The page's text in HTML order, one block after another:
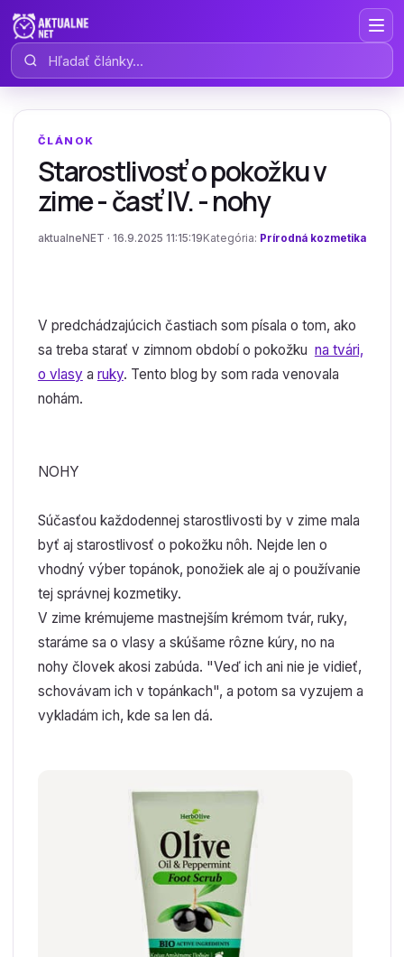
Hľadať články
ČLÁNOK
Starostlivosť o pokožku v
zime - časť IV. - nohy
aktualneNET · 16.9.2025 11:15:19 Kategória: Prírodná kozmetika
V predchádzajúcich častiach som písala o tom, ako
sa treba starať v zimnom období o pokožku na tvári,
o vlasy a ruky. Tento blog by som rada venovala
nohám.
NOHY
Súčasťou každodennej starostlivosti by v zime mala
byť aj starostlivosť o pokožku nôh. Nejde len o
vhodný výber topánok, ponožiek ale aj o používanie
tej správnej kozmetiky.
V zime krémujeme mastnejším krémom tvár, ruky,
staráme sa o vlasy a skúšame rôzne kúry, no na
nohy človek akosi zabúda. "Veď ich ani nie je vidieť,
schovávam ich v topánkach", a potom sa vyzujem a
vykladám ich, kde sa len dá.